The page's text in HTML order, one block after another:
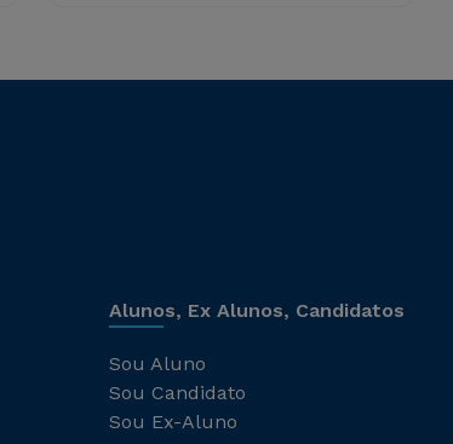
Alunos, Ex Alunos, Candidatos
Sou Aluno
Sou Candidato
Sou Ex-Aluno